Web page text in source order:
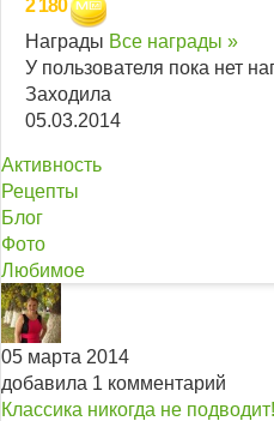
2 180
Награды Все награды »
У пользователя пока нет
Заходила
05.03.2014
Активность
Рецепты
Блог
Фото
Любимое
05 марта 2014
добавила 1 комментарий
Классика никогда не